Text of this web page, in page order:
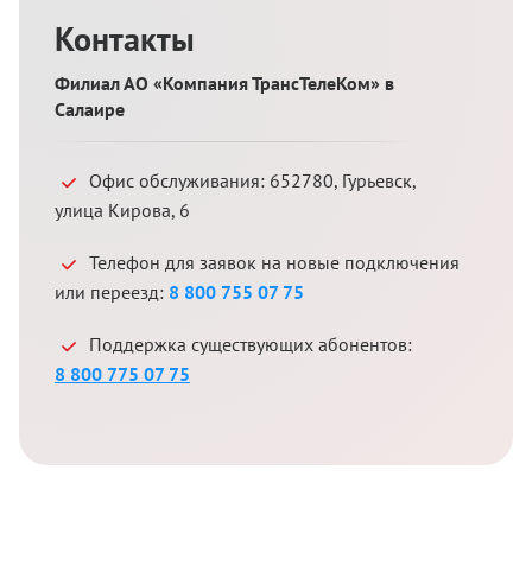
Контакты
Филиал АО «Компания ТрансТелеКом» в
Салаире
Офис обслуживания: 652780, Гурьевск,
улица Кирова, 6
Телефон для заявок на новые подключения
или переезд: 8 800 755 07 75
Поддержка существующих абонентов:
8 800 775 07 75